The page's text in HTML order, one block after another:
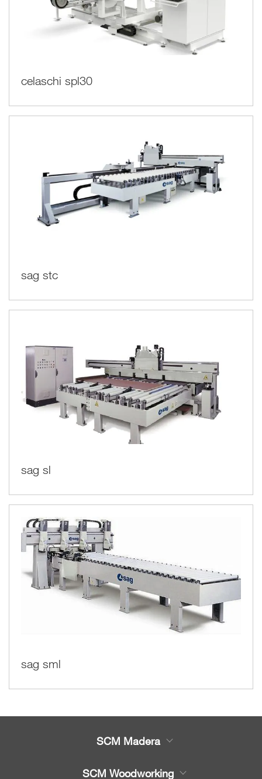
celaschi spl30
sag stc
sag sl
sag sml
SCM Madera
SCM Woodworking